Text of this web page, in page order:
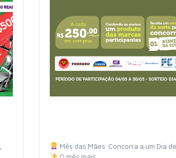
Mês das Mães: Concorra a um Dia